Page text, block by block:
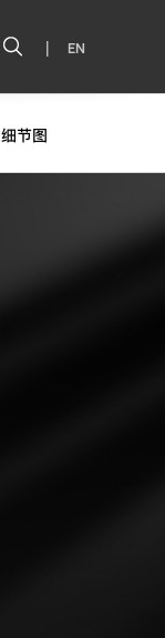
| EN
细节图